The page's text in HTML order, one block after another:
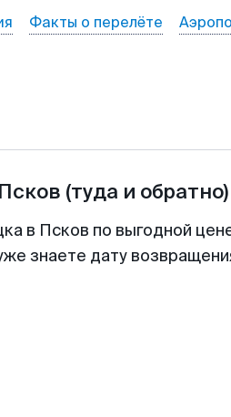
Факты о перелёте
Псков (туда и обратно)
в Псков по выгодной
знаете дату